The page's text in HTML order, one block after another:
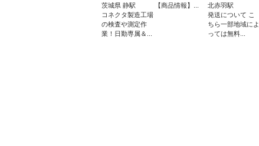
茨城県 静駅
コネクタ製造工場
の検査や測定作
業！日勤専属＆...
【商品情報】...
北赤羽駅
発送について こ
ちら一部地域によ
っては無料...